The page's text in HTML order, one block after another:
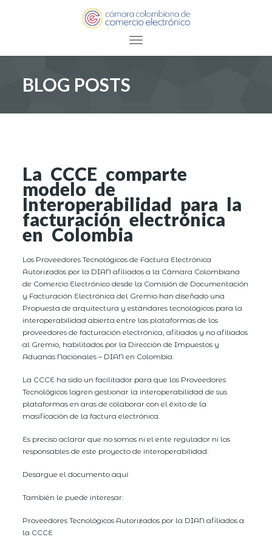
Toggle navigation
BLOG POSTS
La CCCE comparte
modelo de
Interoperabilidad para la
facturación electrónica
en Colombia
Los Proveedores Tecnológicos de Factura Electrónica
Autorizados por la DIAN afiliados a la Cámara Colombiana
de Comercio Electrónico desde la Comisión de Documentación
y Facturación Electrónica del Gremio han diseñado una
Propuesta de arquitectura y estándares tecnológicos para la
interoperabilidad abierta entre las plataformas de los
proveedores de facturación electrónica, afiliados y no afiliados
al Gremio, habilitados por la Dirección de Impuestos y
Aduanas Nacionales – DIAN en Colombia.
La CCCE ha sido un facilitador para que los Proveedores
Tecnológicos logren gestionar la interoperabilidad de sus
plataformas en aras de colaborar con el éxito de la
masificación de la factura electrónica.
Es preciso aclarar que no somos ni el ente regulador ni los
responsables de este proyecto de interoperabilidad.
Desargue el documento aquí
También le puede interesar:
Proveedores Tecnológicos Autorizados por la DIAN afiliados a
la CCCE